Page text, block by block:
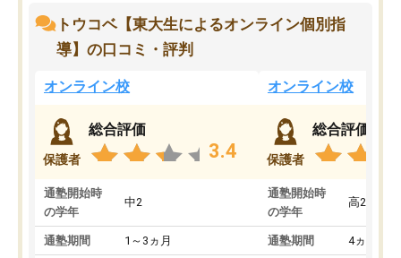
トウコベ【東大生によるオンライン個別指
導】の口コミ・評判
オンライン校
保護者
総合評価
3.4
通塾開始時
の学年
中2
通塾期間 1～3ヵ月
オンライン校
保護者
総合評価
通塾開始時
の学年
高2
通塾期間 4ヵ月～1